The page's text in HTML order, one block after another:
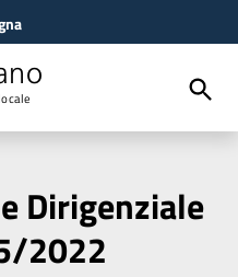
Dirigenziale
2022